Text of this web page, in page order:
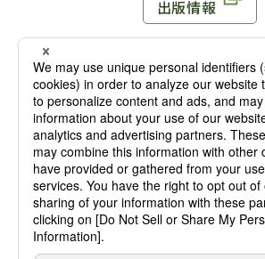
出版情報
〒102-0093 東京都千代田区平河町 1-
TEL：03-3263-3959／FAX：03-
麹町店
〒102-0093 東京都千代
13 8F［アクセス］
TEL：03-3239-8673／
3116
大阪店
〒541-0056 大阪府大阪
4-2-10
大西ビルディング 1階［